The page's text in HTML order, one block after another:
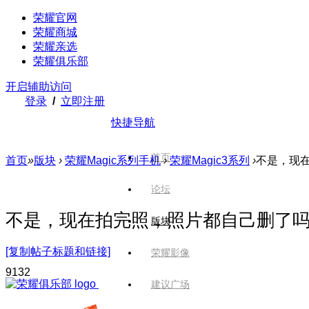
荣耀官网
荣耀商城
荣耀亲选
荣耀俱乐部
开启辅助访问
登录 / 立即注册
快捷导航
首页
论坛
版块
荣耀影像
建议广场
首页»版块 › 荣耀Magic系列手机 › 荣耀Magic3系列 ›不是，现
不是，现在拍完照，照片都自己删了吗
[复制帖子标题和链接]
9132